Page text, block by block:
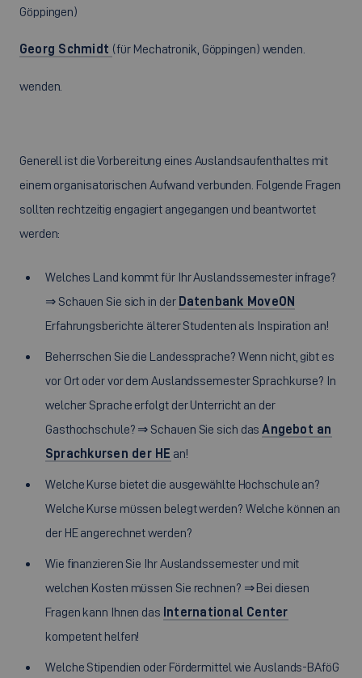
Göppingen)
Georg Schmidt (für Mechatronik, Göppingen) wenden.
wenden.
Generell ist die Vorbereitung eines Auslandsaufenthaltes mit
einem organisatorischen Aufwand verbunden. Folgende Fragen
sollten rechtzeitig engagiert angegangen und beantwortet
werden:
Welches Land kommt für Ihr Auslandssemester infrage?
⇒ Schauen Sie sich in der Datenbank MoveON
Erfahrungsberichte älterer Studenten als Inspiration an!
Beherrschen Sie die Landessprache? Wenn nicht, gibt es
vor Ort oder vor dem Auslandssemester Sprachkurse? In
welcher Sprache erfolgt der Unterricht an der
Gasthochschule? ⇒ Schauen Sie sich dasAngebot an
Sprachkursen der HE an!
Welche Kurse bietet die ausgewählte Hochschule an?
Welche Kurse müssen belegt werden? Welche können an
der HE angerechnet werden?
Wie finanzieren Sie Ihr Auslandssemester und mit
welchen Kosten müssen Sie rechnen? ⇒ Bei diesen
Fragen kann Ihnen das International Center
kompetent helfen!
Welche Stipendien oder Fördermittel wie Auslands-BAföG